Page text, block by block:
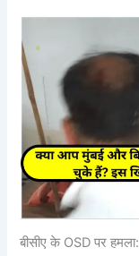
बीसीए के OSD पर हमला: